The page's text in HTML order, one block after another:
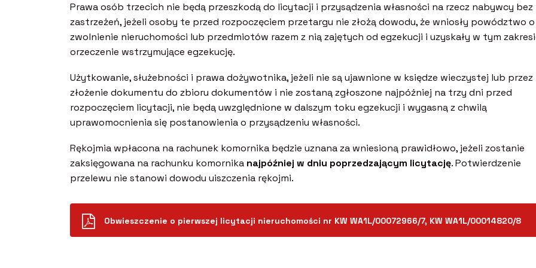
Prawa osób trzecich nie będą przeszkodą do licytacji i przysądzenia własności na rzecz nabywcy bez
zastrzeżeń, jeżeli osoby te przed rozpoczęciem przetargu nie złożą dowodu, że wniosły powództwo o
zwolnienie nieruchomości lub przedmiotów razem z nią zajętych od egzekucji i uzyskały w tym
orzeczenie wstrzymujące egzekucję.
Użytkowanie, służebności i prawa dożywotnika, jeżeli nie są ujawnione w księdze wieczystej lub przez
złożenie dokumentu do zbioru dokumentów i nie zostaną zgłoszone najpóźniej na trzy dni przed
rozpoczęciem licytacji, nie będą uwzględnione w dalszym toku egzekucji i wygasną z chwilą
uprawomocnienia się postanowienia o przysądzeniu własności.
Rękojmia wpłacona na rachunek komornika będzie uznana za wniesioną prawidłowo, jeżeli zostanie
zaksięgowana na rachunku komornika najpóźniej w dniu poprzedzającym licytację. Potwierdzenie
przelewu nie stanowi dowodu uiszczenia rękojmi.
Obwieszczenie o pierwszej licytacji nieruchomości nr KW WA1L/00072966/7, KW WA1L/00014820/8